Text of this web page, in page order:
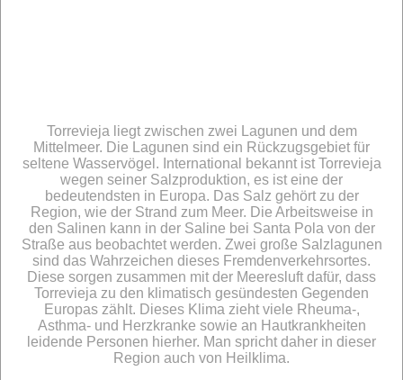
Torrevieja liegt zwischen zwei Lagunen und dem
Mittelmeer. Die Lagunen sind ein Rückzugsgebiet für
seltene Wasservögel. International bekannt ist Torrevieja
wegen seiner Salzproduktion, es ist eine der
bedeutendsten in Europa. Das Salz gehört zu der
Region, wie der Strand zum Meer. Die Arbeitsweise in
den Salinen kann in der Saline bei Santa Pola von der
Straße aus beobachtet werden. Zwei große Salzlagunen
sind das Wahrzeichen dieses Fremdenverkehrsortes.
Diese sorgen zusammen mit der Meeresluft dafür, dass
Torrevieja zu den klimatisch gesündesten Gegenden
Europas zählt. Dieses Klima zieht viele Rheuma-,
Asthma- und Herzkranke sowie an Hautkrankheiten
leidende Personen hierher. Man spricht daher in dieser
Region auch von Heilklima.